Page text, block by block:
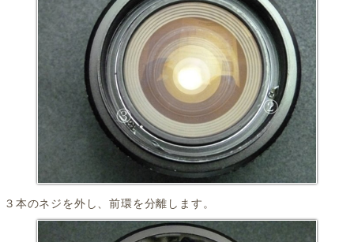
３本のネジを外し、前環を分離します。